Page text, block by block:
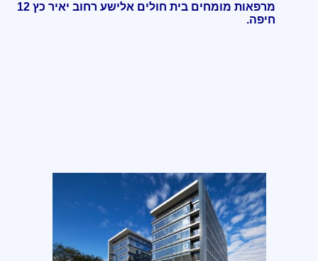
מרפאות מומחים בית חולים אלישע רחוב יאיר כץ 12
חיפה.